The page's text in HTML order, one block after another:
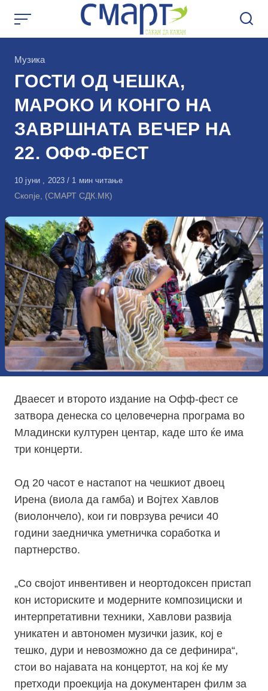
КАтегорија
Музика
ГОСТИ ОД ЧЕШКА,
МАРОКО И КОНГО НА
ЗАВРШНАТА ВЕЧЕР НА
22. ОФФ-ФЕСТ
Објавено
на
10 јуни , 2023 1 мин читање
Скопје, (СМАРТ СДК.МК)
Дваесет и второто издание на Офф-фест се
затвора денеска со целовечерна програма во
Младински културен центар, каде што ќе има
три концерти.
Од 20 часот е настапот на чешкиот двоец
Ирена (виола да гамба) и Војтех Хавлов
(виолончело), кои ги поврзува речиси 40
години заедничка уметничка соработка и
партнерство.
„Со својот инвентивен и неортодоксен пристап
кон историските и модерните композициски и
интерпретативни техники, Хавлови развија
уникатен и автономен музички јазик, кој е
тешко, дури и невозможно да се дефинира“,
стои во најавата на концертот, на кој ќе му
претходи проекција на документарен филм за